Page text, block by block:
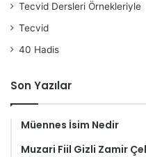
Tecvid Dersleri Örnekleriyle
Tecvid
40 Hadis
Son Yazılar
Müennes İsim Nedir
Muzari Fiil Gizli Zamir